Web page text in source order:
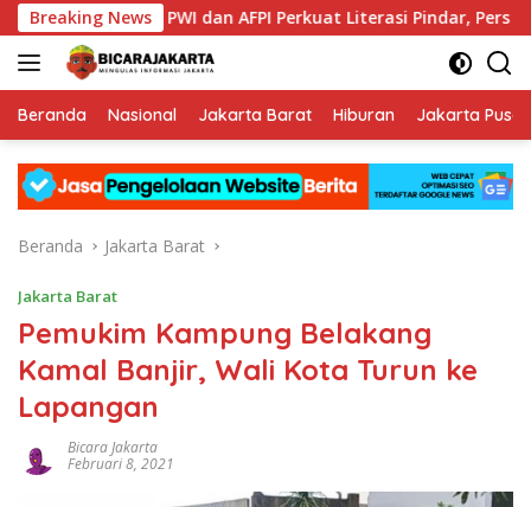
Langsung
ke
konten
Breaking News
PWI dan AFPI Perkuat Literasi Pindar, Pers
Beranda Nasional Jakarta Barat Hiburan Jakarta Pusat
Beranda Jakarta Barat
Jakarta Barat
Pemukim Kampung Belakang
Kamal Banjir, Wali Kota Turun ke
Lapangan
Bicara Jakarta
Februari 8, 2021